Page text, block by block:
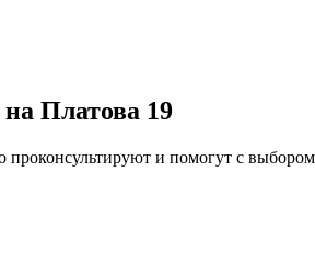
Платова 19
проконсультируют и помогут с